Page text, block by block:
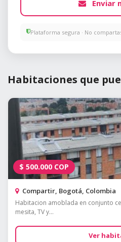
Enviar
Plataforma segura · No
Habitaciones que
$ 500.000 COP
Compartir, Bogotá, Colombia
Habitacion amoblada en conjunto
mesita, TV y...
Ver